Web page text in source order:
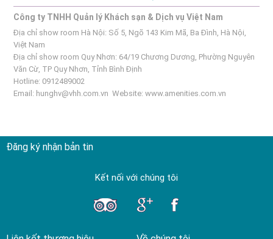
Công ty TNHH Quản lý Khách sạn & Dịch vụ Việt Nam
Địa chỉ show room Hà Nội: Số 5, Ngõ 143 Kim Mã, Ba Đình, Hà Nội,
Việt Nam
Địa chỉ show room Quy Nhơn: 64/19 Chương Dương, Phường Nguyên
Văn Cừ, TP Quy Nhơn, Tỉnh Bình Định
Hotline: 0912489002
Email: hunghv@vhh.com.vn Website:www.amenities.com.vn
Đăng ký nhận bản tin
Kết nối với chúng tôi